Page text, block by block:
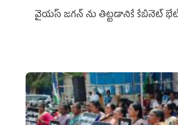
వైయ‌స్ జగన్‌ ను తిట్టడానికే కేబినెట్‌